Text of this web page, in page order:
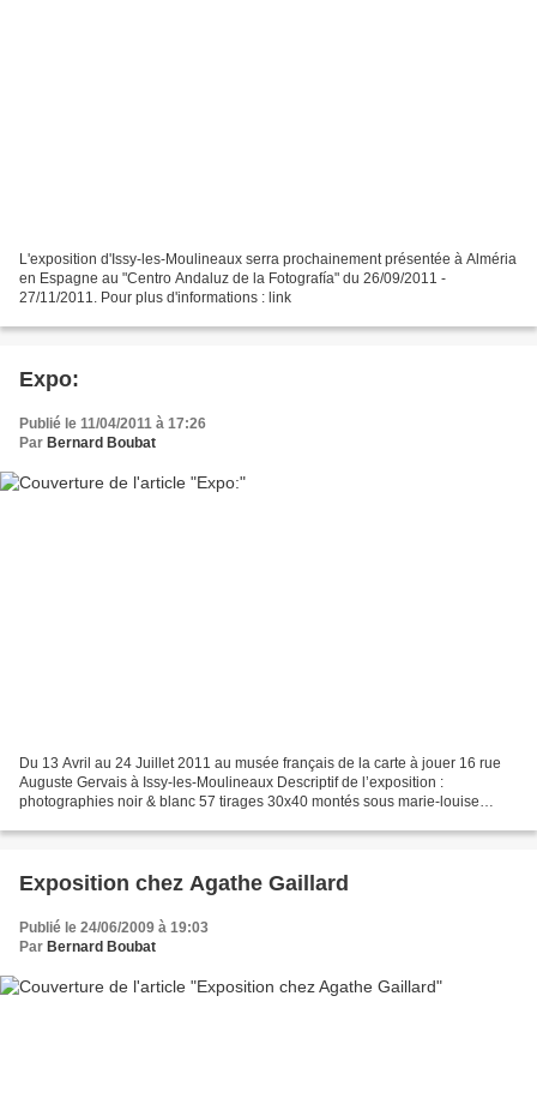
L'exposition d'Issy-les-Moulineaux serra prochainement présentée à Alméria
en Espagne au "Centro Andaluz de la Fotografía" du 26/09/2011 -
27/11/2011. Pour plus d'informations : link
Expo:
Publié le 11/04/2011 à 17:26
Par Bernard Boubat
Du 13 Avril au 24 Juillet 2011 au musée français de la carte à jouer 16 rue
Auguste Gervais à Issy-les-Moulineaux Descriptif de l’exposition :
photographies noir & blanc 57 tirages 30x40 montés sous marie-louise
Exposition chez Agathe Gaillard
Publié le 24/06/2009 à 19:03
Par Bernard Boubat